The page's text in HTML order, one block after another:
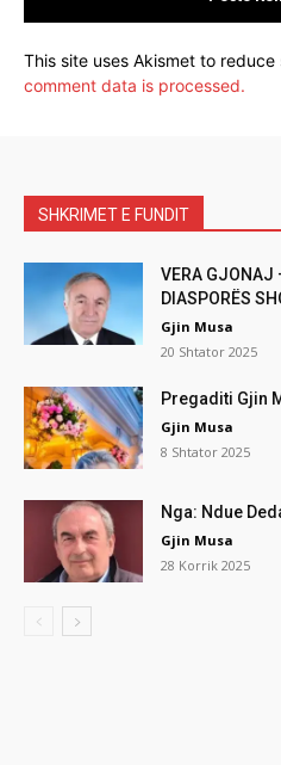
This site uses Akismet to reduce
comment data is processed.
SHKRIMET E FUNDIT
VERA GJONAJ
DIASPORËS
Gjin Musa
20 Shtator 2025
Pregaditi Gjin
Gjin Musa
8 Shtator 2025
Nga: Ndue
Gjin Musa
28 Korrik 2025